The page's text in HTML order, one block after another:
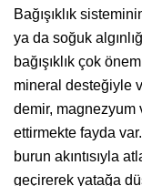
Bağışıklık
ya da soğuk
bağışıklık çok
mineral desteğiyle
demir, magnezyum
ettirmekte fayda var.
burun akıntısıyla
geçirerek yatağa